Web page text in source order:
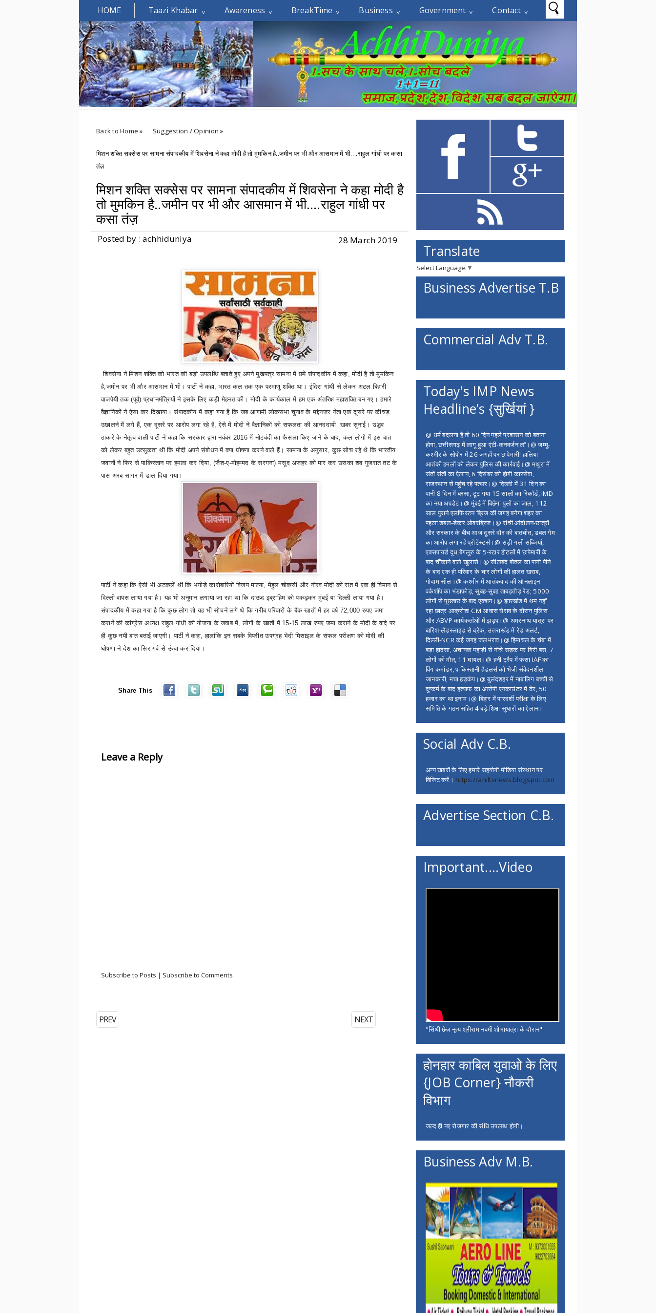
HOME Taazi Khabar Awareness BreakTime Business Government Contact
Welcomes You.....
Back to Home » Suggestion / Opinion »
मिशन शक्ति सक्सेस पर सामना संपादकीय में शिवसेना ने कहा मोदी है तो मुमकिन है..जमीन पर भी और आसमान में भी….राहुल गांधी पर कसा
तंज़
मिशन शक्ति सक्सेस पर सामना संपादकीय में शिवसेना ने कहा मोदी है
तो मुमकिन है..जमीन पर भी और आसमान में भी….राहुल गांधी पर
कसा तंज़
Posted by : achhiduniya 28 March 2019
शिवसेना ने मिशन शक्ति को भारत की बड़ी उपलब्धि बताते हुए अपने मुखपत्र सामना में छपे संपादकीय में कहा,मोदी है तो मुमकिन
है,जमीन पर भी और आसमान में भी। पार्टी ने कहा, भारत कल तक एक परमाणु शक्ति था। इंदिरा गांधी से लेकर अटल बिहारी
वाजपेयी तक (पूर्व) प्रधानमंत्रियों ने इसके लिए कड़ी मेहनत की। मोदी के कार्यकाल में हम एक अंतरिक्ष महाशक्ति बन गए। हमारे
वैज्ञानिकों ने ऐसा कर दिखाया। संपादकीय में कहा गया है कि जब आगामी लोकसभा चुनाव के मद्देनजर नेता एक दूसरे पर कीचड़
उछालने में लगे हैं,एक दूसरे पर आरोप लगा रहे हैं,ऐसे में मोदी ने वैज्ञानिकों की सफलता की आनंददायी खबर सुनाई। उद्धव
ठाकरे के नेतृत्व वाली पार्टी ने कहा कि सरकार द्वारा नवंबर 2016 में नोटबंदी का फैसला किए जाने के बाद,कल लोगों में इस बात
को लेकर बहुत उत्सुकता थी कि मोदी अपने संबोधन में क्या घोषणा करने वाले हैं। सामना के अनुसार,कुछ सोच रहे थे कि भारतीय
जवानों ने फिर से पाकिस्तान पर हमला कर दिया, (जैश-ए-मोहम्मद के सरगना) मसूद अजहर को मार कर उसका शव गुजरात तट के
पास अरब सागर में डाल दिया गया।
पार्टी ने कहा कि ऐसी भी अटकलें थीं कि भगोड़े कारोबारियों विजय माल्या,मेहुल चोकसी और नीरव मोदी को रात में एक ही विमान से
दिल्ली वापस लाया गया है। यह भी अनुमान लगाया जा रहा था कि दाऊद इब्राहिम को पकड़कर मुंबई या दिल्ली लाया गया है।
संपादकीय में कहा गया है कि कुछ लोग तो यह भी सोचने लगे थे कि गरीब परिवारों के बैंक खातों में हर वर्ष 72,000 रुपए जमा
कराने की कांग्रेस अध्यक्ष राहुल गांधी की योजना के जवाब में,लोगों के खातों में 15-15 लाख रुपए जमा कराने के मोदी के वादे पर
ही कुछ नयी बात बताई जाएगी। पार्टी ने कहा,हालांकि इन सबके विपरीत उपग्रह भेदी मिसाइल के सफल परीक्षण की मोदी की
घोषणा ने देश का सिर गर्व से ऊंचा कर दिया।
Share This
Leave a Reply
Subscribe to Posts | Subscribe to Comments
NEXT
PREV
Translate
Select Language ▼
Business Advertise T.B
Commercial Adv T.B.
Today's IMP News
Headline’s {सुर्खियां }
@ धर्म बदलना है तो 60 दिन पहले प्रशासन को बताना
होगा, छत्तीसगढ़ में लागू हुआ एंटी-कनवर्जन लॉ।@ जम्मू-
कश्मीर के सोपोर में 26 जगहों पर छापेमारी! हालिया
आतंकी हमलों को लेकर पुलिस की कार्रवाई।@ मथुरा में
संतों संतों का ऐलान, 6 दिसंबर को होगी कारसेवा,
राजस्थान से पहुंच रहे पत्थर।@ दिल्ली में 31 दिन का
पानी 8 दिन में बरसा, टूट गया 15 सालों का रिकॉर्ड, IMD
का नया अपडेट।@ मुंबई में बिछेगा पुलों का जाल, 112
साल पुराने एलफिंस्टन ब्रिज की जगह बनेगा शहर का
पहला डबल-डेकर ओवरब्रिज।@ रांची आंदोलन-छात्रों
और सरकार के बीच आज दूसरे दौर की बातचीत, डबल गेम
का आरोप लगा रहे प्रोटेस्टर्स।@ सड़ी-गली सब्जियां,
एक्सपायर्ड दूध,बेंगलुरु के 5-स्टार होटलों में छापेमारी के
बाद चौंकाने वाले खुलासे।@ सीलबंद बोतल का पानी पीने
के बाद एक ही परिवार के चार लोगों की हालत खराब,
गोदाम सील।@ कश्मीर में आतंकवाद की ऑनलाइन
वर्कशॉप का भंडाफोड़, सुबह-सुबह ताबड़तोड़ रेड; 5000
लोगों से पूछताछ के बाद एक्शन।@ झारखंड में थम नहीं
रहा छात्र आक्रोश! CM आवास घेराव के दौरान पुलिस
और ABVP कार्यकर्ताओं में झड़प।@ अमरनाथ यात्रा पर
बारिश-लैंडस्लाइड से ब्रेक, उत्तराखंड में रेड अलर्ट,
दिल्ली-NCR कई जगह जलभराव।@ हिमाचल के चंबा में
बड़ा हादसा, अचानक पहाड़ी से नीचे सड़क पर गिरी बस, 7
लोगों की मौत, 11 घायल।@ हनी ट्रैप में फंसा IAF का
विंग कमांडर, पाकिस्तानी हैंडलर्स को भेजी संवेदनशील
जानकारी, मचा हड़कंप।@ बुलंदशहर में नाबालिग बच्ची से
दुष्कर्म के बाद हत्याफ का आरोपी एनकाउंटर में ढेर, 50
हजार का था इनाम।@ बिहार में पारदर्शी परीक्षा के लिए
समिति के गठन सहित 4 बड़े शिक्षा सुधारों का ऐलान।
Social Adv C.B.
अन्य खबरों के लिए हमारे सहयोगी मीडिया संस्थान पर
विजिट करें। https://aniltvnews.blogspot.com
Advertise Section C.B.
Important....Video
"सिंधी छेज़ नृत्य श्रीराम नवमी शोभायात्रा के दौरान"
होनहार काबिल युवाओ के लिए
{JOB Corner} नौकरी
विभाग
जल्द ही नए रोजगार की संधि उपलब्ध होगी।
Business Adv M.B.